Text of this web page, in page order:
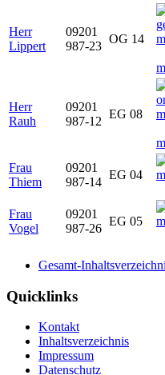
Herr
Lippert
09201
987-23
OG 14
Herr
Rauh
09201
987-12
EG 08
Frau
Thiem
09201
987-14
EG 04
Frau
Vogel
09201
987-26
EG 05
Gesamt-
Quicklinks
Kontakt
Inhaltsverzeichnis
Impressum
Datenschutz